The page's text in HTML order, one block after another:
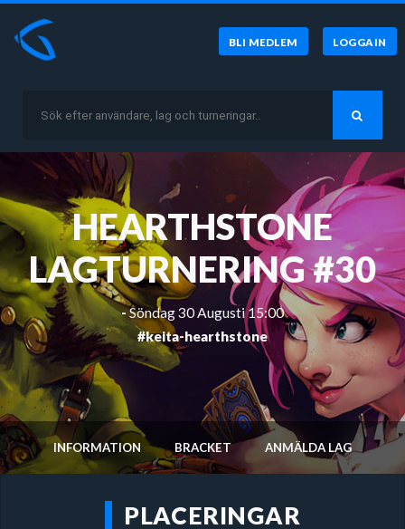
BLI MEDLEM LOGGA IN
HEARTHSTONE
LAGTURNERING #30
-Söndag 30 Augusti 15:00
#keita-hearthstone
INFORMATION BRACKET ANMÄLDA LAG
PLACERINGAR